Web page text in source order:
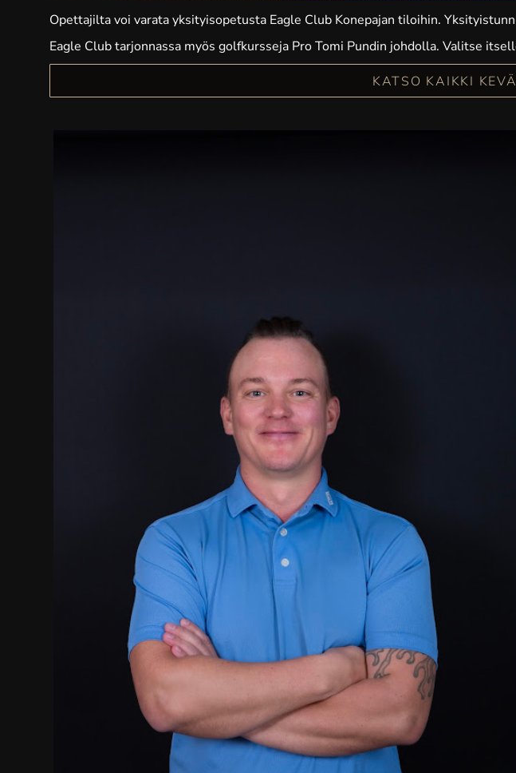
Opettajilta voi varata yksityisopetusta Eagle Club Konepajan tiloihin.
Eagle Club tarjonnassa myös golfkursseja Pro Tomi Pundin johdolla. Valitse
KATSO KAIKKI